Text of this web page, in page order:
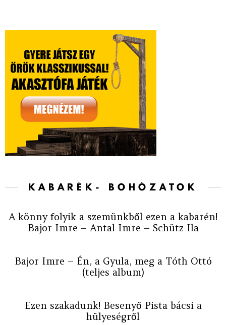
KABARÉK- BOHÓZATOK
A könny folyik a szemünkből ezen a kabarén!
Bajor Imre – Antal Imre – Schütz Ila
Bajor Imre – Én, a Gyula, meg a Tóth Ottó
(teljes album)
Ezen szakadunk! Besenyő Pista bácsi a
hülyeségről